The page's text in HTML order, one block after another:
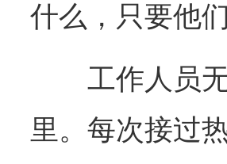
什么，只要他
工作人员
里。每次接过